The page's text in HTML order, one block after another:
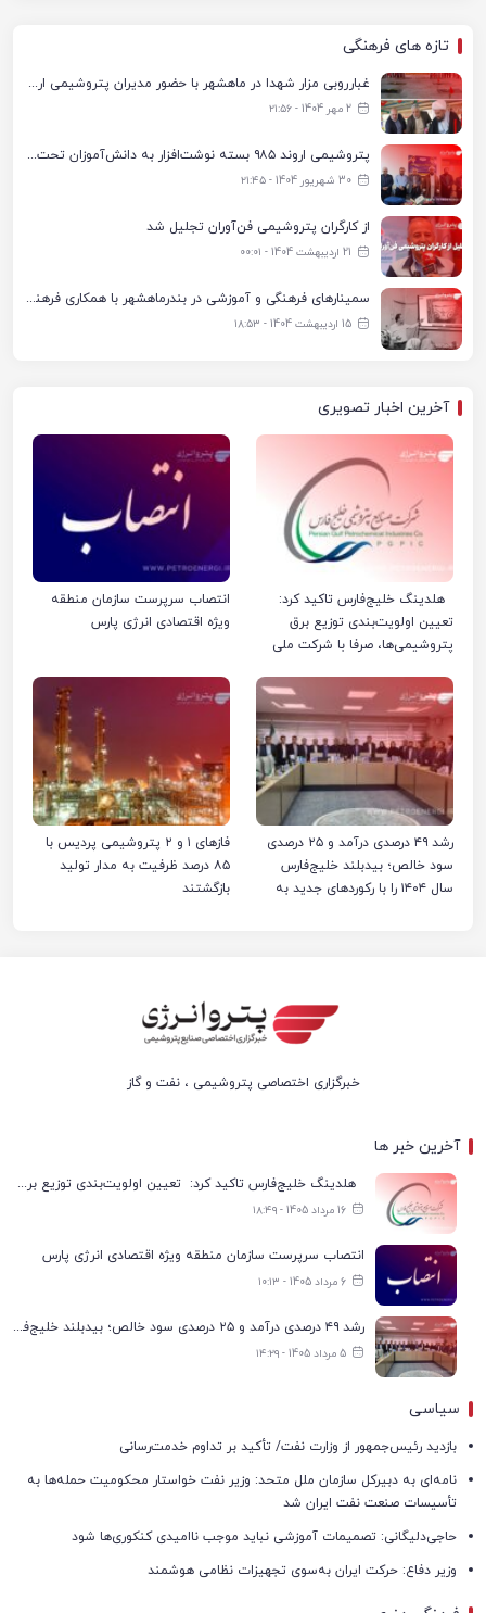
تازه های فرهنگی
غبارروبی مزار شهدا در ماهشهر با حضور مدیران پتروشیمی اروند و مسئولان شهری
2 مهر 1404 - ۲۱:۵۶
پتروشیمی اروند ۹۸۵ بسته نوشت‌افزار به دانش‌آموزان تحت پوشش کمیته امداد بندرماهشهر اهدا کرد
30 شهریور 1404 - ۲۱:۴۵
از کارگران پتروشیمی فن‌آوران تجلیل شد
21 اردیبهشت 1404 - ۰۰:۰۱
سمینارهای فرهنگی و آموزشی در بندرماهشهر با همکاری فرهنگ‌سرای پتروشیمی مارون
15 اردیبهشت 1404 - ۱۸:۵۳
آخرین اخبار تصویری
هلدینگ خلیج‌فارس تاکید کرد:
تعیین اولویت‌بندی توزیع برق
پتروشیمی‌ها، صرفا با شرکت ملی
انتصاب سرپرست سازمان منطقه
ویژه اقتصادی انرژی پارس
رشد ۴۹ درصدی درآمد و ۲۵ درصدی
سود خالص؛ بیدبلند خلیج‌فارس
سال ۱۴۰۴ را با رکوردهای جدید به
فازهای ۱ و ۲ پتروشیمی پردیس با
۸۵ درصد ظرفیت به مدار تولید
بازگشتند
خبرگزاری اختصاصی پتروشیمی ، نفت و گاز
آخرین خبر ها
هلدینگ خلیج‌فارس تاکید کرد: تعیین اولویت‌بندی توزیع برق پتروشیمی‌ها، صرفا با شرکت ملی صنایع پتروشیمی ایران است
16 مرداد 1405 - ۱۸:۴۹
انتصاب سرپرست سازمان منطقه ویژه اقتصادی انرژی پارس
6 مرداد 1405 - ۱۰:۱۳
رشد ۴۹ درصدی درآمد و ۲۵ درصدی سود خالص؛ بیدبلند خلیج‌فارس سال ۱۴۰۴ را با رکوردهای جدید به پایان رساند
5 مرداد 1405 - ۱۴:۲۹
سیاسی
بازدید رئیس‌جمهور از وزارت نفت/ تأکید بر تداوم خدمت‌رسانی
نامه‌ای به دبیرکل سازمان ملل متحد: وزیر نفت خواستار محکومیت حمله‌ها به
تأسیسات صنعت نفت ایران شد
حاجی‌دلیگانی: تصمیمات آموزشی نباید موجب ناامیدی کنکوری‌ها شود
وزیر دفاع: حرکت ایران به‌سوی تجهیزات نظامی هوشمند